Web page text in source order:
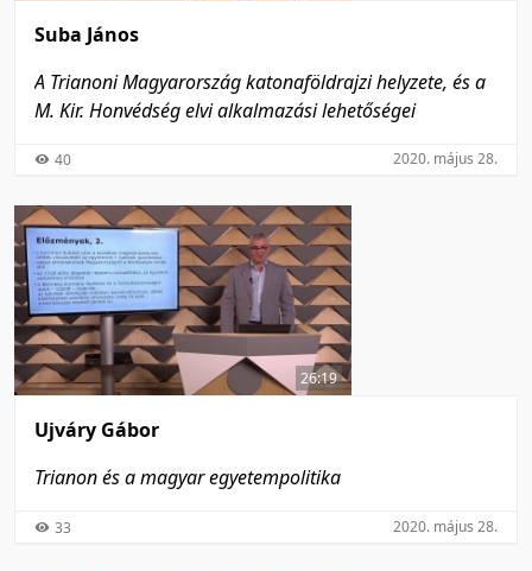
Suba János
A Trianoni Magyarország katonaföldrajzi helyzete, és a
M. Kir. Honvédség elvi alkalmazási lehetőségei
40 2020. május 28.
26:19
Ujváry Gábor
Trianon és a magyar egyetempolitika
33 2020. május 28.